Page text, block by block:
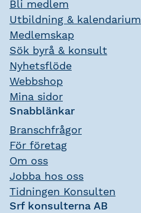
Bli medlem
Utbildning & kalendarium
Medlemskap
Sök byrå & konsult
Nyhetsflöde
Webbshop
Mina sidor
Snabblänkar
Branschfrågor
För företag
Om oss
Jobba hos oss
Tidningen Konsulten
Srf konsulterna AB